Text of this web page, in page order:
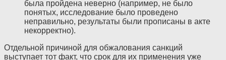
была пройдена неверно (например, не было
понятых, исследование было проведено
неправильно, результаты были прописаны в акте
некорректно).
Отдельной причиной для обжалования санкций
выступает тот факт, что срок для их применения уже